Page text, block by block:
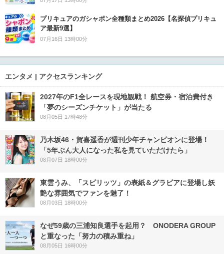
プリキュアのガシャポン全種類まとめ2026【名探偵プリキュ
ア最新9選】
07月16日 13時00分
エンタメ | アクセスランキング
2027年のF1全レースを現地観戦！ 航空券・宿泊費付き
「夢のシーズンチケット」が当たる
08月05日 17時48分
乃木坂46・賀喜遥香が週刊少年チャンピオンに登場！
「5年ぶん大人になった私を見ていただけたら」
08月07日 18時00分
東雲うみ、「スピリッツ」の表紙＆グラビアに登場し妖
艶な雰囲気でファンを魅了！
08月03日 18時00分
なぜ59歳の三浦知良選手を起用？ ONODERA GROUP
と重なった「努力の積み重ね」
08月05日 16時00分